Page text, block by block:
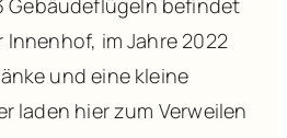
Gebäudeflügeln befindet
im Jahre 2022
und eine kleine
laden hier zum Verweilen